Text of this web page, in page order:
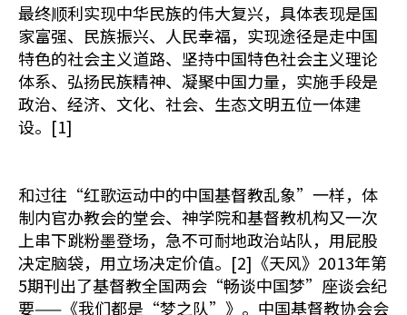
最终顺利实现中华民族的伟大复兴，具体表现是国
家富强、民族振兴、人民幸福，实现途径是走中国
特色的社会主义道路、坚持中国特色社会主义理论
体系、弘扬民族精神、凝聚中国力量，实施手段是
政治、经济、文化、社会、生态文明五位一体建
设。[1]
和过往“红歌运动中的中国基督教乱象”一样，体
制内官办教会的堂会、神学院和基督教机构又一次
上串下跳粉墨登场，急不可耐地政治站队，用屁股
决定脑袋，用立场决定价值。[2]《天风》2013年第
5期刊出了基督教全国两会“畅谈中国梦”座谈会纪
要——《我们都是“梦之队”》。中国基督教协会会